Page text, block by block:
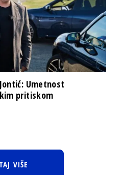
Umetnost
pritiskom
VIŠE